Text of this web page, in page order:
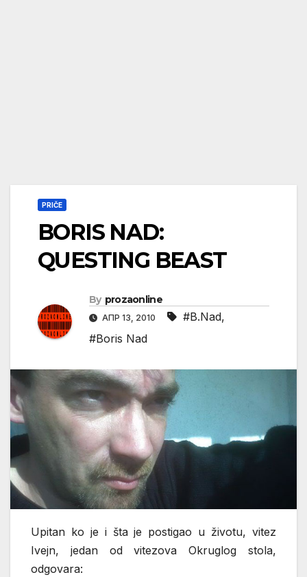
PRIČE
BORIS NAD:
QUESTING BEAST
By prozaonline
АПР 13, 2010 #B.Nad,
#Boris Nad
Upitan ko je i šta je postigao u životu, vitez
Ivejn, jedan od vitezova Okruglog stola,
odgovara: